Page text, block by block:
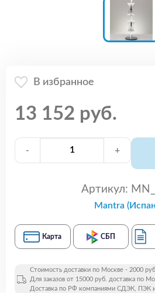
В избранное
13 152 руб.
- +
Артикул:
Mantra
Карта СБП
Стоимость доставки по Москве - 2000
Для заказов от 15000 руб. доставка по
Доставка по РФ компаниями СДЭК, ПЭК